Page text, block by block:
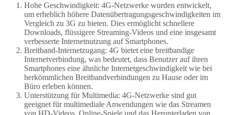
Hohe Geschwindigkeit: 4G-Netzwerke wurden entwickelt,
um erheblich höhere Datenübertragungsgeschwindigkeiten im
Vergleich zu 3G zu bieten. Dies ermöglicht schnellere
Downloads, flüssigere Streaming-Videos und eine insgesamt
verbesserte Internetnutzung auf Smartphones.
Breitband-Internetzugang: 4G bietet eine breitbandige
Internetverbindung, was bedeutet, dass Benutzer auf ihren
Smartphones eine ähnliche Internetgeschwindigkeit wie bei
herkömmlichen Breitbandverbindungen zu Hause oder im
Büro erleben können.
Unterstützung für Multimedia: 4G-Netzwerke sind gut
geeignet für multimediale Anwendungen wie das Streamen
von HD-Videos, Online-Spiele und das Herunterladen von